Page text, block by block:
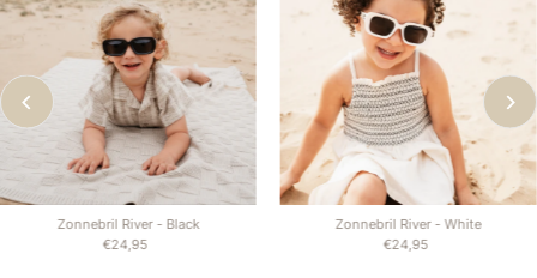
Zonnebril River - Black
Normale
€24,95
Zonnebril River - White
Normale
€24,95